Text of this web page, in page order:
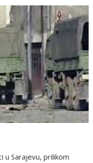
u Sarajevu, prilikom